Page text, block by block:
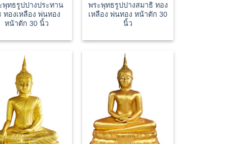
พุทธรูปปางประทาน
ทองเหลือง พ่นทอง
หน้าตัก 30 นิ้ว
พระพุทธรูปปางสมาธิ ทอง
เหลือง พ่นทอง หน้าตัก 30
นิ้ว